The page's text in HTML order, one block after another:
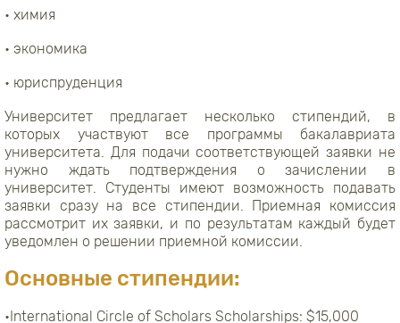
• химия
• экономика
• юриспруденция
Университет предлагает несколько стипендий, в
которых участвуют все программы бакалавриата
университета. Для подачи соответствующей заявки не
нужно ждать подтверждения о зачислении в
университет. Студенты имеют возможность подавать
заявки сразу на все стипендии. Приемная комиссия
рассмотрит их заявки, и по результатам каждый будет
уведомлен о решении приемной комиссии.
Основные стипендии:
•International Circle of Scholars Scholarships: $15,000